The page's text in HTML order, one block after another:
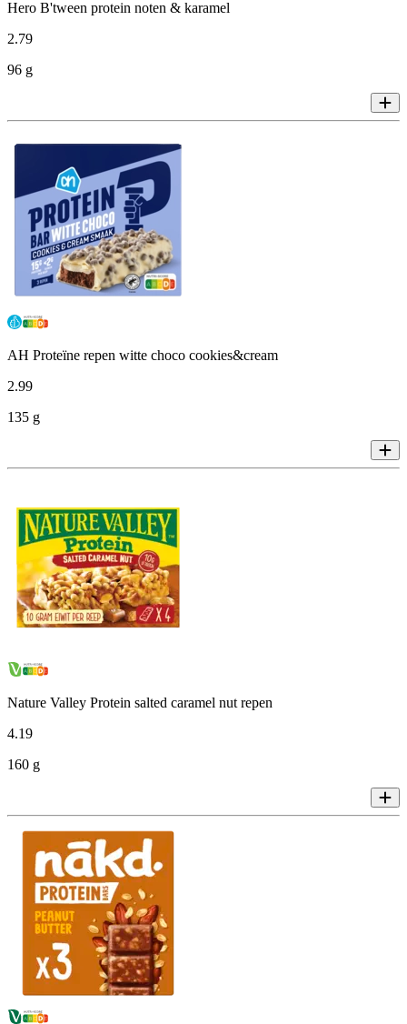
Hero B'tween protein noten & karamel
2.79
96 g
AH Proteïne repen witte choco cookies&cream
2.99
135 g
Nature Valley Protein salted caramel nut repen
4.19
160 g